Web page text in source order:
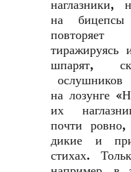
наглазники,
на
шпарят,
на лозунге
их
почти
дикие и
стихах.